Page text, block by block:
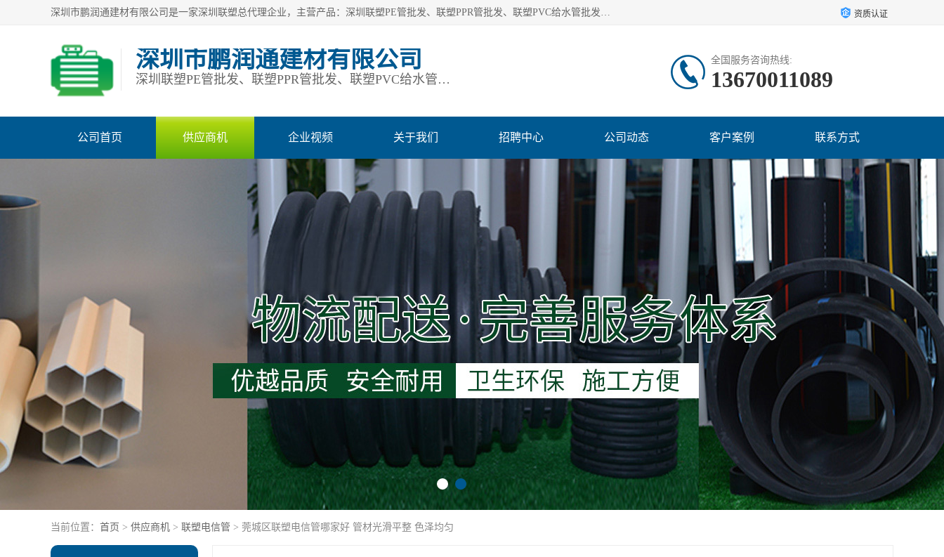
深圳市鹏润通建材有限公司是一家深圳联塑总代理企业，主营产品：深圳联塑PE管批发、联塑PPR管批发、联塑PVC给水管批发、联塑PVC排水管批发、联塑管道批发等。凭借服务以及多年的勤奋拼搏，发展成为一家销售各种管材管件，绝缘电工套管及配件等系列产品的贸易公司。公司秉承“顾客至上，锐意进取”的经营理念，坚持“客户至上”原则为广大客户提供的服务。欢迎惠顾！ 资质认证
深圳市鹏润通建材有限公司
深圳联塑PE管批发、联塑PPR管批发、联塑PVC给水管批发、联塑PVC排水管批发、联塑管道批发等
全国服务咨询热线:
13670011089
公司首页 供应商机 企业视频 关于我们 招聘中心 公司动态 客户案例 联系方式
当前位置： 首页 > 供应商机 > 联塑电信管 > 莞城区联塑电信管哪家好 管材光滑平整 色泽均匀